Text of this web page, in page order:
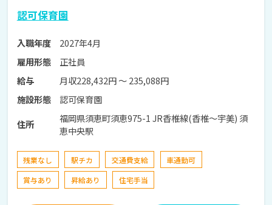
認可保育園
入職年度
2027年4月
雇用形態
正社員
給与
月収228,432円 〜 235,088円
施設形態
認可保育園
住所
福岡県須恵町須恵975-1 JR香椎線(香椎～宇美) 須
恵中央駅
残業なし 駅チカ 交通費支給
車通勤可
賞与あり
昇給あり 住宅手当